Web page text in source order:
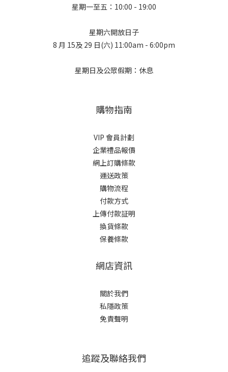
星期一至五：10:00 - 19:00
星期六開放日子
8 月 15及 29 日(六) 11:00am - 6:00pm
星期日及公眾假期：休息
購物指南
VIP 會員計劃
企業禮品報價
網上訂購條款
運送政策
購物流程
付款方式
上傳付款証明
換貨條款
保養條款
網店資訊
關於我們
私隱政策
免責聲明
追蹤及聯絡我們